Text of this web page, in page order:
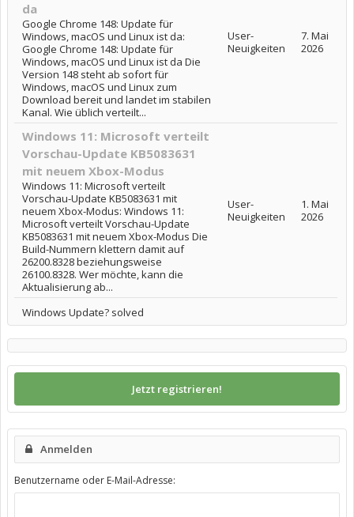
da
Google Chrome 148: Update für
Windows, macOS und Linux ist da:
Google Chrome 148: Update für
Windows, macOS und Linux ist da Die
Version 148 steht ab sofort für
Windows, macOS und Linux zum
Download bereit und landet im stabilen
Kanal. Wie üblich verteilt...
User-
Neuigkeiten
7. Mai
2026
Windows 11: Microsoft verteilt
Vorschau-Update KB5083631
mit neuem Xbox-Modus
Windows 11: Microsoft verteilt
Vorschau-Update KB5083631 mit
neuem Xbox-Modus: Windows 11:
Microsoft verteilt Vorschau-Update
KB5083631 mit neuem Xbox-Modus Die
Build-Nummern klettern damit auf
26200.8328 beziehungsweise
26100.8328. Wer möchte, kann die
Aktualisierung ab...
User-
Neuigkeiten
1. Mai
2026
Windows Update? solved
Jetzt registrieren!
Anmelden
Benutzername oder E-Mail-Adresse: